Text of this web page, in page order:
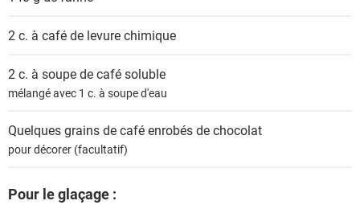
2 c. à café de levure chimique
2 c. à soupe decafé soluble
mélangé avec 1 c. à soupe d'eau
Quelquesgrains de café enrobés de chocolat
pour décorer (facultatif)
Pour le glaçage :